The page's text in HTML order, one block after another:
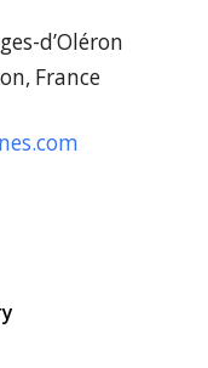
d’Oléron
France